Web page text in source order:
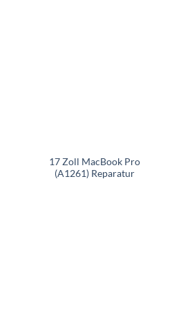
17 Zoll MacBook Pro
(A1261) Reparatur